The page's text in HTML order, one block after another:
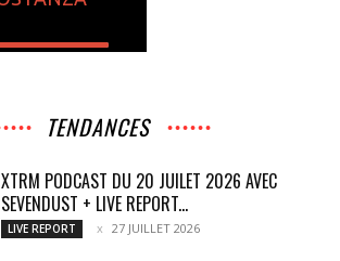
TENDANCES
XTRM PODCAST DU 20 JUILET 2026 AVEC
SEVENDUST + LIVE REPORT...
LIVE REPORT 27 JUILLET 2026